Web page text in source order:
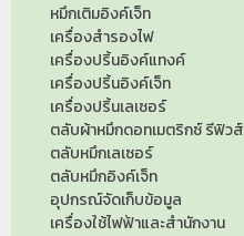
หมึกเติมอิงค์เจ็ท
เครื่องสำรองไฟ
เครื่องปริ้นอิงค์แทงค์
เครื่องปริ้นอิงค์เจ็ท
เครื่องปริ้นเลเซอร์
ตลับผ้าหมึกดอทเมตริกซ์ รีฟิวส์
ตลับหมึกเลเซอร์
ตลับหมึกอิงค์เจ็ท
อุปกรณ์จัดเก็บข้อมูล
เครื่องใช้ไฟฟ้าและสำนักงาน